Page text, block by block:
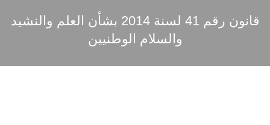
قانون رقم 41 لسنة 2014 بشأن العلم والنشيد
والسلام الوطنيين